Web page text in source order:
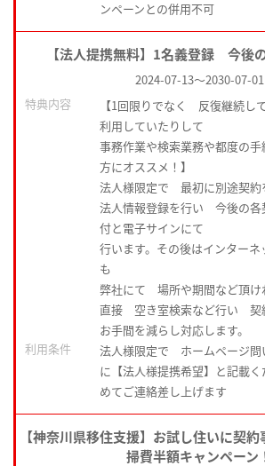
ンペーンとの併用不可
【法人提携無料】1名義登録 今後
2024-07-13～2030-07-01
特典内容
【1回限りでなく 反復継続し
利用していたりして
事務作業や検索業務や都度の
方にオススメ！】
法人様限定で 最初に別途契約
法人情報登録を行い 今後の各
付と電子サインにて
行います。その後はインター
も
弊社にて 場所や期間など頂け
直接 空き室検索など行い 契
お手間を減らし対応します。
利用条件
法人様限定で ホームページ
に【法人様提携希望】と記載
めてご連絡差し上げます
【神奈川県移住支援】お試し住いに契
掃費半額キャンペーン